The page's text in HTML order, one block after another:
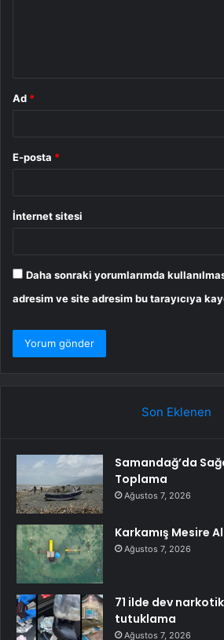
Ad *
E-posta *
İnternet sitesi
Daha sonraki yorumlarımda
adresim ve site adresim bu tarayıcıya
Son Eklenen
Samandağ’da
Toplama
Ağustos 7, 2026
Karkamış Mesire
Ağustos 7, 2026
71 ilde dev
tutuklama
Ağustos 7, 2026